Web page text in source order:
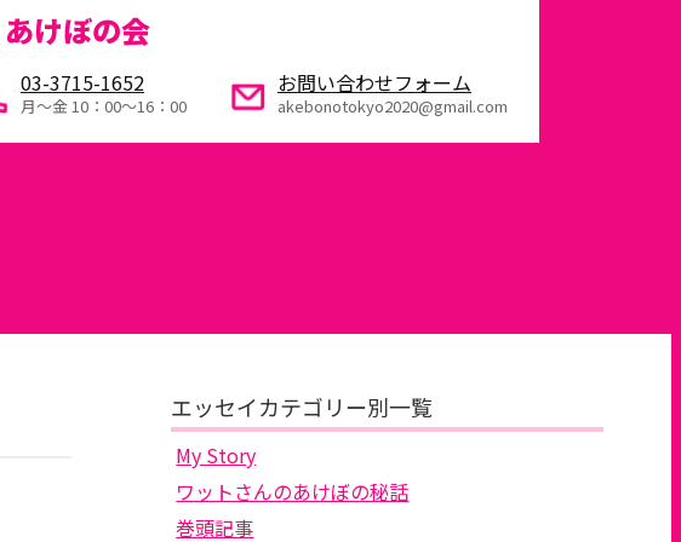
あけぼの会
03-3715-1652
月～金 10：00〜16：00
お問い合わせフォーム
akebonotokyo2020@gmail.com
エッセイカテゴリー別一覧
My Story
ワットさんのあけぼの秘話
巻頭記事